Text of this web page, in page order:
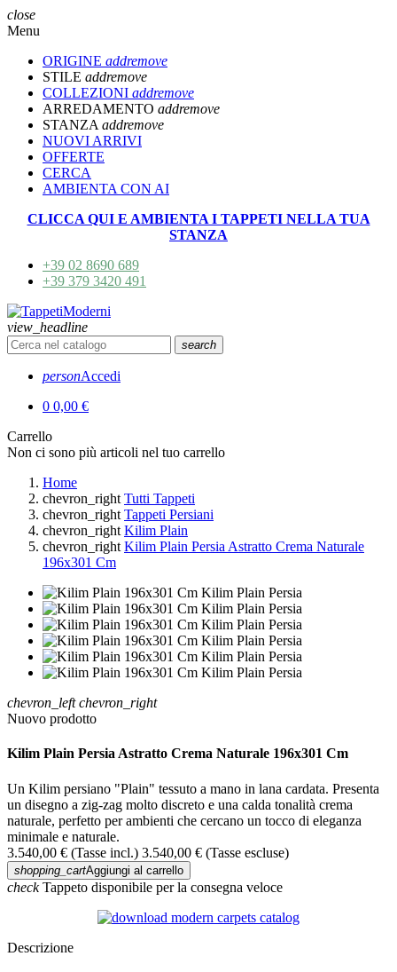
close
Menu
ORIGINE addremove
STILE addremove
COLLEZIONI addremove
ARREDAMENTO addremove
STANZA addremove
NUOVI ARRIVI
OFFERTE
CERCA
AMBIENTA CON AI
CLICCA QUI E AMBIENTA I TAPPETI NELLA TUA
STANZA
+39 02 8690 689
+39 379 3420 491
view_headline
search
personAccedi
0 0,00 €
Carrello
Non ci sono più articoli nel tuo carrello
Home
chevron_right Tutti Tappeti
chevron_right Tappeti Persiani
chevron_right Kilim Plain
chevron_right Kilim Plain Persia Astratto Crema Naturale
196x301 Cm
chevron_left chevron_right
Nuovo prodotto
Kilim Plain Persia Astratto Crema Naturale 196x301 Cm
Un Kilim persiano "Plain" tessuto a mano in lana cardata. Presenta
un disegno a zig-zag molto discreto e una calda tonalità crema
naturale, perfetto per ambienti che cercano un tocco di eleganza
minimale e naturale.
3.540,00 € (Tasse incl.) 3.540,00 € (Tasse escluse)
shopping_cartAggiungi al carrello
checkTappeto disponibile per la consegna veloce
Descrizione